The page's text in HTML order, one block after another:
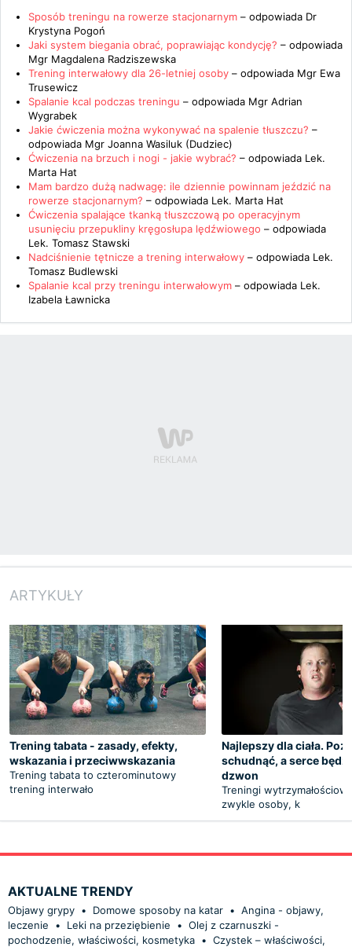
Sposób treningu na rowerze stacjonarnym – odpowiada Dr
Krystyna Pogoń
Jaki system biegania obrać, poprawiając kondycję? – odpowiada
Mgr Magdalena Radziszewska
Trening interwałowy dla 26-letniej osoby – odpowiada Mgr Ewa
Trusewicz
Spalanie kcal podczas treningu – odpowiada Mgr Adrian
Wygrabek
Jakie ćwiczenia można wykonywać na spalenie tłuszczu? –
odpowiada Mgr Joanna Wasiluk (Dudziec)
Ćwiczenia na brzuch i nogi - jakie wybrać? – odpowiada Lek.
Marta Hat
Mam bardzo dużą nadwagę: ile dziennie powinnam jeździć na
rowerze stacjonarnym? – odpowiada Lek. Marta Hat
Ćwiczenia spalające tkanką tłuszczową po operacyjnym
usunięciu przepukliny kręgosłupa lędźwiowego – odpowiada
Lek. Tomasz Stawski
Nadciśnienie tętnicze a trening interwałowy – odpowiada Lek.
Tomasz Budlewski
Spalanie kcal przy treningu interwałowym – odpowiada Lek.
Izabela Ławnicka
ARTYKUŁY
Trening tabata - zasady, efekty,
wskazania i przeciwwskazania
Trening tabata to czterominutowy
trening interwało
Najlepszy dla ciała.
schudnąć, a serce
dzwon
Treningi
zwykle osoby, k
AKTUALNE TRENDY
Objawy grypy • Domowe sposoby na katar • Angina - objawy,
leczenie
• Leki na przeziębienie • Olej z czarnuszki -
pochodzenie, właściwości, kosmetyka • Czystek – właściwości,